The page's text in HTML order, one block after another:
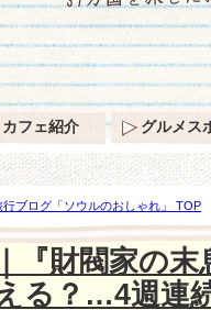
ブログ「ソウルのおしゃれ」 TOP
る？…4週連続話題性1位！2位、3位
『財閥家の末
る？…4週連
カフェ紹介 グルメス